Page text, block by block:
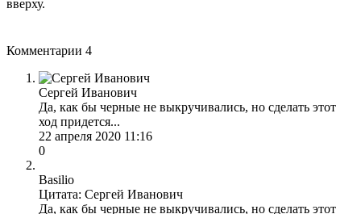
вверху.
Комментарии 4
Сергей Иванович
Да, как бы черные не выкручивались, но сделать этот
ход придется...
22 апреля 2020 11:16
0
Basilio
Цитата: Сергей Иванович
Да, как бы черные не выкручивались, но сделать этот